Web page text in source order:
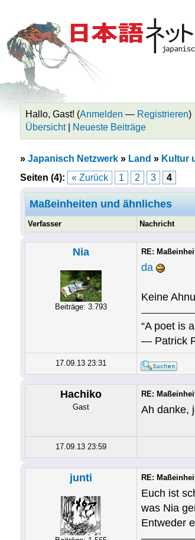
Hallo, Gast! (Anmelden — Registrieren)
Übersicht| Neueste Beiträge
» Japanisch Netzwerk» Land » Kultur
Seiten (4):
« Zurück 1 2 3 4
Maßeinheiten und ähnliches
Verfasser Nachricht
Nia
Beiträge: 3.793
RE:
da
Keine
“A poet is
― Patrick
17.09.13 23:31
Hachiko
Gast
RE:
Ah danke,
17.09.13 23:59
junti RE:
Euch ist
was Nia
Entweder